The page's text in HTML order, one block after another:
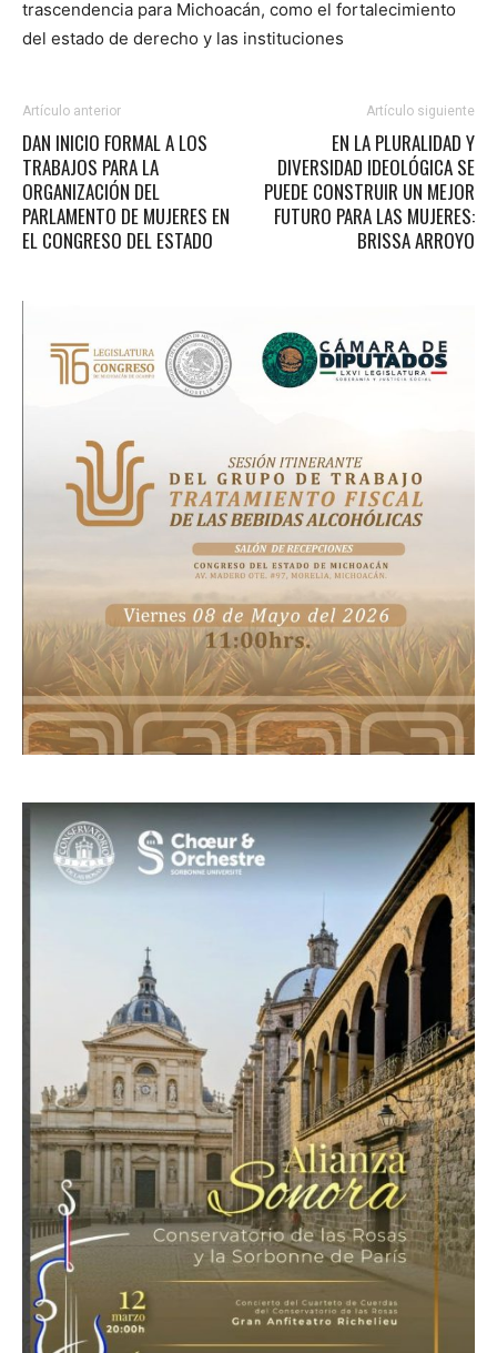
trascendencia para Michoacán, como el fortalecimiento
del estado de derecho y las instituciones
Artículo anterior
DAN INICIO FORMAL A LOS
TRABAJOS PARA LA
ORGANIZACIÓN DEL
PARLAMENTO DE MUJERES EN
EL CONGRESO DEL ESTADO
Artículo siguiente
EN LA PLURALIDAD Y
DIVERSIDAD IDEOLÓGICA SE
PUEDE CONSTRUIR UN MEJOR
FUTURO PARA LAS MUJERES:
BRISSA ARROYO